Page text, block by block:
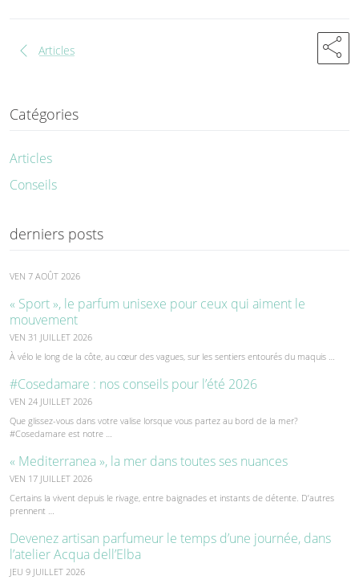
chevron_left Articles share
Catégories
Articles
Conseils
derniers posts
VEN 7 AOÛT 2026
« Sport », le parfum unisexe pour ceux qui aiment le
mouvement
VEN 31 JUILLET 2026
À vélo le long de la côte, au cœur des vagues, sur les sentiers entourés du maquis …
#Cosedamare : nos conseils pour l’été 2026
VEN 24 JUILLET 2026
Que glissez-vous dans votre valise lorsque vous partez au bord de la mer?
#Cosedamare est notre …
« Mediterranea », la mer dans toutes ses nuances
VEN 17 JUILLET 2026
Certains la vivent depuis le rivage, entre baignades et instants de détente. D’autres
prennent …
Devenez artisan parfumeur le temps d’une journée, dans
l’atelier Acqua dell’Elba
JEU 9 JUILLET 2026